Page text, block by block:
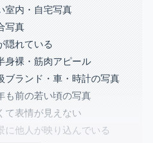
室内・自宅写真
写真
隠れている
身裸・筋肉アピール
ブランド・車・時計の写真
も前の若い頃の写真
て表情が見えない
他人が映り込んでいる